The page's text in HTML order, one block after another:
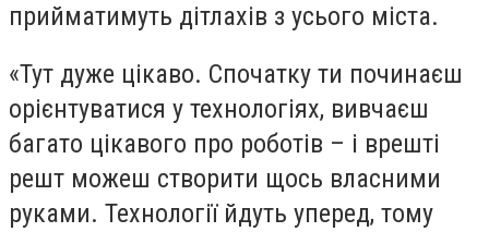
прийматимуть дітлахів з усього міста.
«Тут дуже цікаво. Спочатку ти починаєш
орієнтуватися у технологіях, вивчаєш
багато цікавого про роботів – і врешті
решт можеш створити щось власними
руками. Технології йдуть уперед, тому